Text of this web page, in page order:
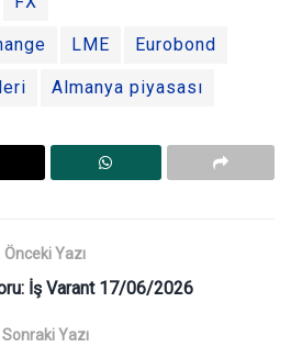
LME Eurobond
Almanya piyasası
Önceki Yazı
İş Varant 17/06/2026
Sonraki Yazı